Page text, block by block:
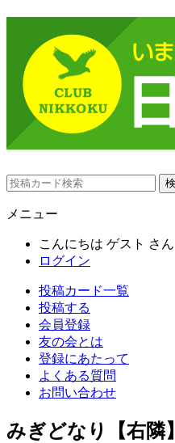
メニュー
こんにちは ゲスト さん
ログイン
投稿カード一覧
投稿する
会員登録
友の会とは
登録にあたって
よくある質問
お問い合わせ
みぎどなり【右隣】